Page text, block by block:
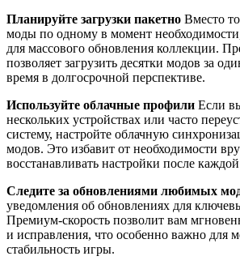
Планируйте загрузки пакетно Вместо
моды по одному в момент
для массового обновления коллекции.
позволяет загрузить десятки модов за
время в долгосрочной перспективе.
Используйте облачные профили Если
нескольких устройствах или часто
систему, настройте облачную
модов. Это избавит от необходимости
восстанавливать настройки после
Следите за обновлениями любимых
уведомления об обновлениях для
Премиум-скорость позволит вам
и исправления, что особенно важно для
стабильность игры.